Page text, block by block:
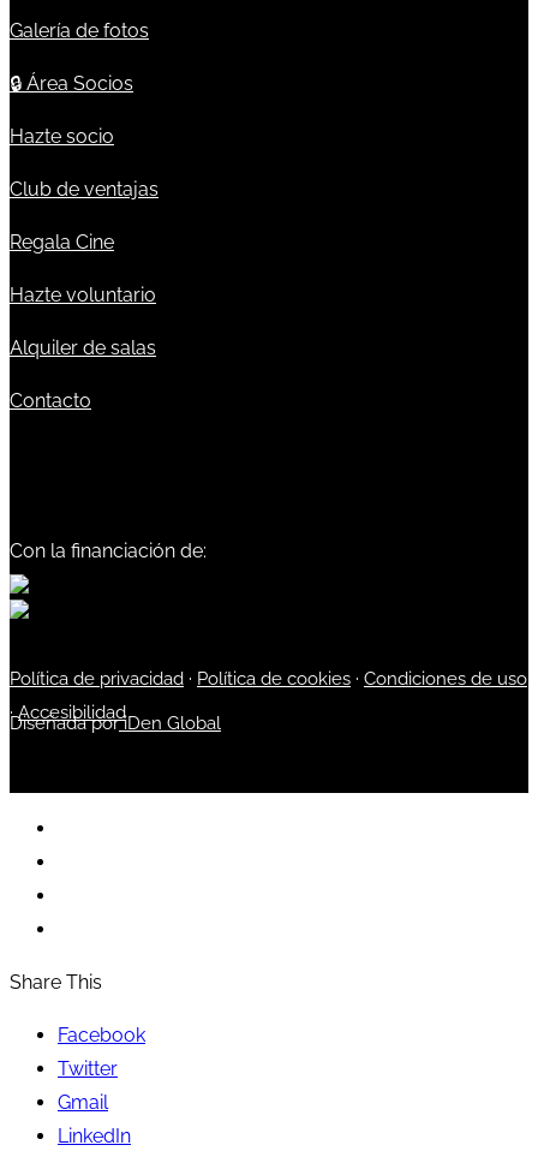
Galería de fotos
🔒 Área Socios
Hazte socio
Club de ventajas
Regala Cine
Hazte voluntario
Alquiler de salas
Contacto
Con la financiación de:
Política de privacidad · Política de cookies · Condiciones de uso
·Accesibilidad
Diseñada poriDen Global
Share This
Facebook
Twitter
Gmail
LinkedIn